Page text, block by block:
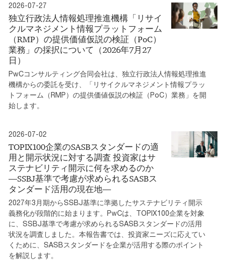
2026-07-27
独立行政法人情報処理推進機構「リサイ
クルマネジメント情報プラットフォーム
（RMP）の提供価値仮説の検証（PoC）
業務」の採択について（2026年7月27
日）
PwCコンサルティング合同会社は、独立行政法人情報処理推進
機構からの委託を受け、「リサイクルマネジメント情報プラッ
トフォーム（RMP）の提供価値仮説の検証（PoC）業務」を開
始します。
2026-07-02
TOPIX100企業のSASBスタンダードの適
用と開示状況に対する調査 投資家はサ
ステナビリティ開示に何を求めるのか
―SSBJ基準で考慮が求められるSASBス
タンダード活用の現在地―
2027年3月期からSSBJ基準に準拠したサステナビリティ開示
義務化が段階的に始まります。PwCは、TOPIX100企業を対象
に、SSBJ基準で考慮が求められるSASBスタンダードの活用
状況を調査しました。本報告書では、投資家ニーズに応えてい
くために、SASBスタンダードを企業が活用する際のポイント
を解説します。